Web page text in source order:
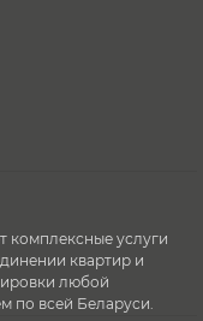
услуги
квартир и
любой
по всей Беларуси.